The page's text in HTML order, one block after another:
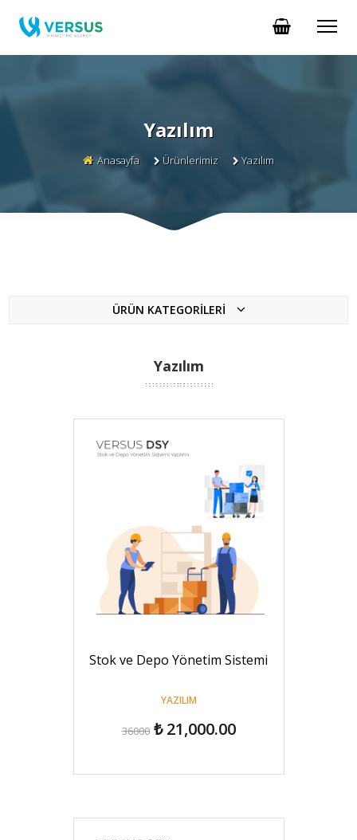
Yazılım
Anasayfa Ürünlerimiz Yazılım
ÜRÜN KATEGORİLERİ
Yazılım
Stok ve Depo Yönetim Sistemi
YAZILIM
36000₺ 21,000.00